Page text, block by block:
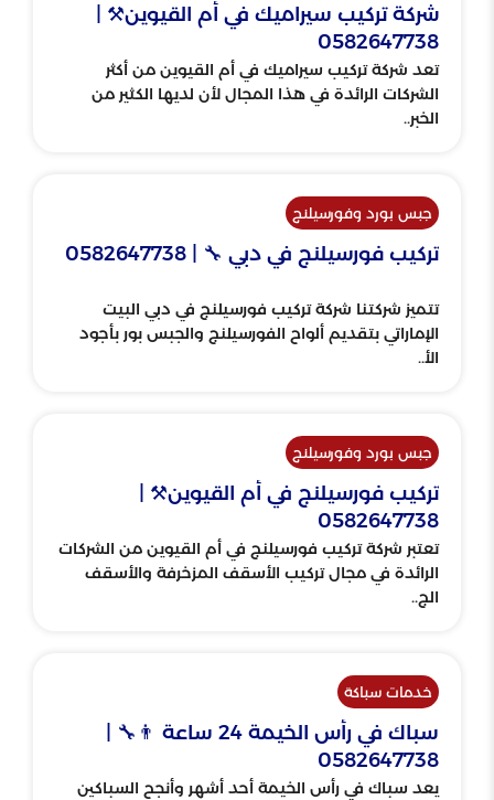
شركة تركيب سيراميك في أم القيوين⚒️ |
0582647738
تعد شركة تركيب سيراميك في أم القيوين من أكثر
الشركات الرائدة في هذا المجال لأن لديها الكثير من
الخبر..
جبس بورد وفورسيلنج
تركيب فورسيلنج في دبي 🔧 | 0582647738
تتميز شركتنا شركة تركيب فورسيلنج في دبي البيت
الإماراتي بتقديم ألواح الفورسيلنج والجبس بور بأجود
الأ..
جبس بورد وفورسيلنج
تركيب فورسيلنج في أم القيوين⚒️ |
0582647738
تعتبر شركة تركيب فورسيلنج في أم القيوين من الشركات
الرائدة في مجال تركيب الأسقف المزخرفة والأسقف
الج..
خدمات سباكة
سباك في رأس الخيمة 24 ساعة 👨‍🔧 |
0582647738
يعد سباك في رأس الخيمة أحد أشهر وأنجح السباكين